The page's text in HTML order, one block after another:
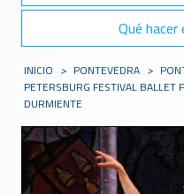
Qué
INICIO > PONTEVEDRA >
PETERSBURG FESTIVAL BALLET
DURMIENTE